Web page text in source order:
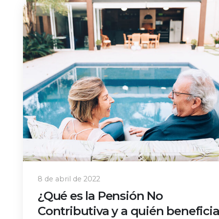
8 de abril de 2022
¿Qué es la Pensión No
Contributiva y a quién